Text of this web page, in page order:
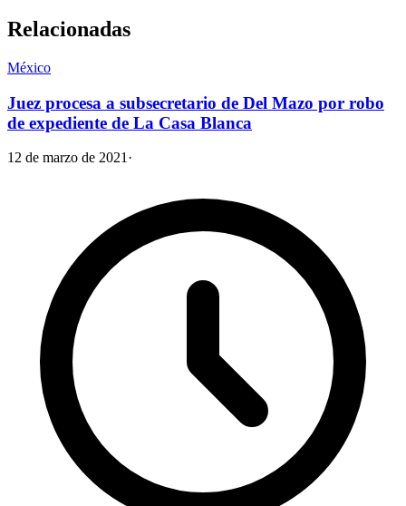
Relacionadas
México
Juez procesa a subsecretario de Del Mazo por robo
de expediente de La Casa Blanca
12 de marzo de 2021 ·